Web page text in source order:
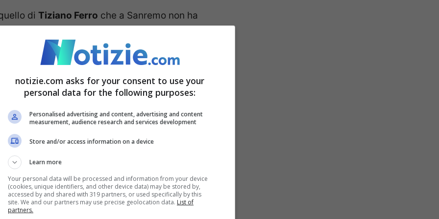
di Tiziano Ferro che a Sanremo non ha
visto
cantato i brani “Ed ero contentissimo” e “Ti
presente in sala.
con Il conforto in duetto con una
2020 invece al fianco di Amadeus ha avuto il
Ranieri con brani come “Almeno tu
come favoritissimo per la vittoria finale
in gara.
notizie.com asks for your consent to use your
personal data for the following purposes:
Personalised advertising and content, advertising and content
measurement, audience research and services development
Store and/or access information on a device
Learn more
Your personal data will be processed and information from your device
(cookies, unique identifiers, and other device data) may be stored by,
accessed by and shared with 319 partners, or used specifically by this
site. We and our partners may use precise geolocation data. List of
partners.